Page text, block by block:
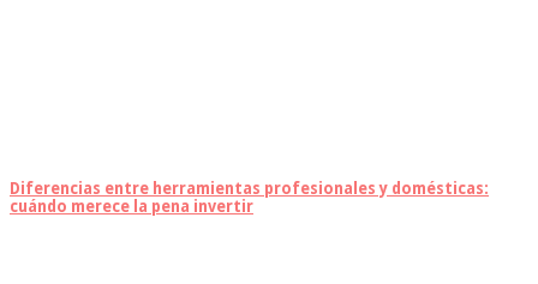
Diferencias entre herramientas profesionales y domésticas:
cuándo merece la pena invertir